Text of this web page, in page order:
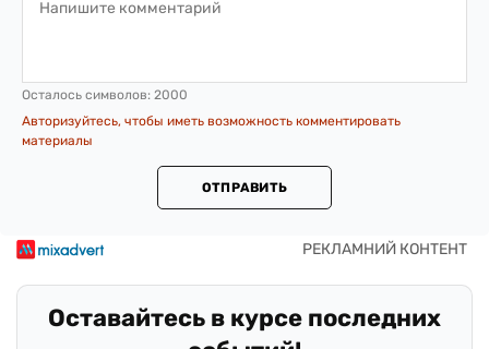
Осталось символов: 2000
Авторизуйтесь, чтобы иметь возможность комментировать
материалы
ОТПРАВИТЬ
Оставайтесь в курсе последних